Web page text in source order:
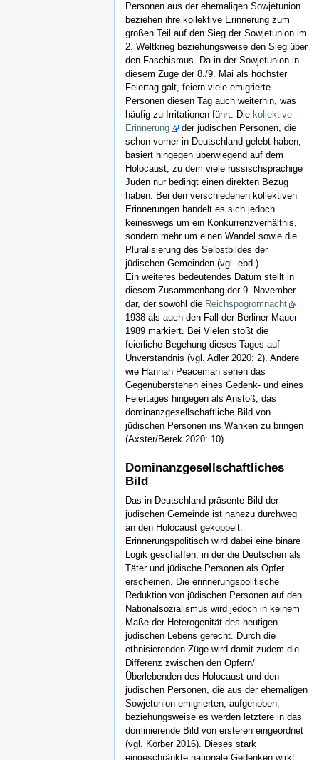
Personen aus der ehemaligen Sowjetunion
beziehen ihre kollektive Erinnerung zum
großen Teil auf den Sieg der Sowjetunion im
2. Weltkrieg beziehungsweise den Sieg über
den Faschismus. Da in der Sowjetunion in
diesem Zuge der 8./9. Mai als höchster
Feiertag galt, feiern viele emigrierte
Personen diesen Tag auch weiterhin, was
häufig zu Irritationen führt. Die kollektive
Erinnerung
der jüdischen Personen, die
schon vorher in Deutschland gelebt haben,
basiert hingegen überwiegend auf dem
Holocaust, zu dem viele russischsprachige
Juden nur bedingt einen direkten Bezug
haben. Bei den verschiedenen kollektiven
Erinnerungen handelt es sich jedoch
keineswegs um ein Konkurrenzverhältnis,
sondern mehr um einen Wandel sowie die
Pluralisierung des Selbstbildes der
jüdischen Gemeinden (vgl. ebd.).
Ein weiteres bedeutendes Datum stellt in
diesem Zusammenhang der 9. November
dar, der sowohl die Reichspogromnacht
1938 als auch den Fall der Berliner Mauer
1989 markiert. Bei Vielen stößt die
feierliche Begehung dieses Tages auf
Unverständnis (vgl. Adler 2020: 2). Andere
wie Hannah Peaceman sehen das
Gegenüberstehen eines Gedenk- und eines
Feiertages hingegen als Anstoß, das
dominanzgesellschaftliche Bild von
jüdischen Personen ins Wanken zu bringen
(Axster/Berek 2020: 10).
Dominanzgesellschaftliches
Bild
Das in Deutschland präsente Bild der
jüdischen Gemeinde ist nahezu durchweg
an den Holocaust gekoppelt.
Erinnerungspolitisch wird dabei eine binäre
Logik geschaffen, in der die Deutschen als
Täter und jüdische Personen als Opfer
erscheinen. Die erinnerungspolitische
Reduktion von jüdischen Personen auf den
Nationalsozialismus wird jedoch in keinem
Maße der Heterogenität des heutigen
jüdischen Lebens gerecht. Durch die
ethnisierenden Züge wird damit zudem die
Differenz zwischen den Opfern/
Überlebenden des Holocaust und den
jüdischen Personen, die aus der ehemaligen
Sowjetunion emigrierten, aufgehoben,
beziehungsweise es werden letztere in das
dominierende Bild von ersteren eingeordnet
(vgl. Körber 2016). Dieses stark
eingeschränkte nationale Gedenken wirkt